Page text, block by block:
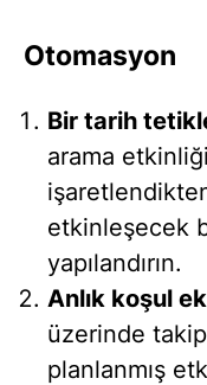
Otomasyon
Bir tarih
arama etkinliği
etkinleşecek
yapılandırın.
Anlık koşul
üzerinde takip
planlanmış